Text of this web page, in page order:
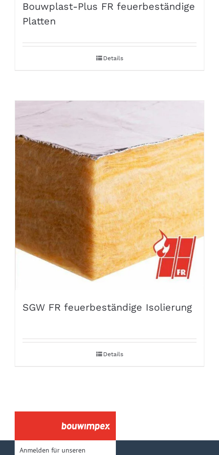
Bouwplast-Plus FR feuerbeständige
Platten
Details
SGW FR feuerbeständige Isolierung
Details
Anmelden für unseren